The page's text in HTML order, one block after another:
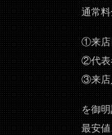
通常
①来店
②代表
③来店
を御
最安